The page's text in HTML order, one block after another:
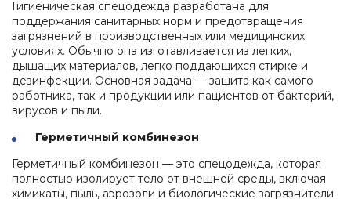
Гигиеническая спецодежда разработана для
поддержания санитарных норм и предотвращения
загрязнений в производственных или медицинских
условиях. Обычно она изготавливается из легких,
дышащих материалов, легко поддающихся стирке и
дезинфекции. Основная задача — защита как самого
работника, так и продукции или пациентов от бактерий,
вирусов и пыли.
Герметичный комбинезон
Герметичный комбинезон — это спецодежда, которая
полностью изолирует тело от внешней среды, включая
химикаты, пыль, аэрозоли и биологические загрязнители.